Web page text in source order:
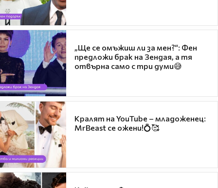
„Ще се омъжиш ли за мен?“: Фен
предложи брак на Зендая, а тя
отвърна само с три думи😅
Кралят на YouTube – младоженец:
MrBeast се ожени!💍🥰